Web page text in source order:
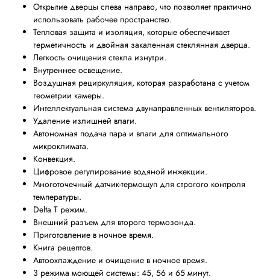
Открытие дверцы слева направо, что позволяет практично
использовать рабочее пространство.
Тепловая защита и изоляция, которые обеспечивает
герметичность и двойная закаленная стеклянная дверца.
Легкость очищения стекла изнутри.
Внутреннее освещение.
Воздушная рециркуляция, которая разработана с учетом
геометрии камеры.
Интеллектуальная система двунаправленных вентиляторов.
Удаление излишней влаги.
Автономная подача пара и влаги для оптимального
микроклимата.
Конвекция.
Цифровое регулирование водяной инжекции.
Многоточечный датчик-термощуп для строгого контроля
температуры.
Delta T режим.
Внешний разъем для второго термозонда.
Приготовление в ночное время.
Книга рецептов.
Автоохлаждение и очищение в ночное время.
3 режима моющей системы: 45, 56 и 65 минут.